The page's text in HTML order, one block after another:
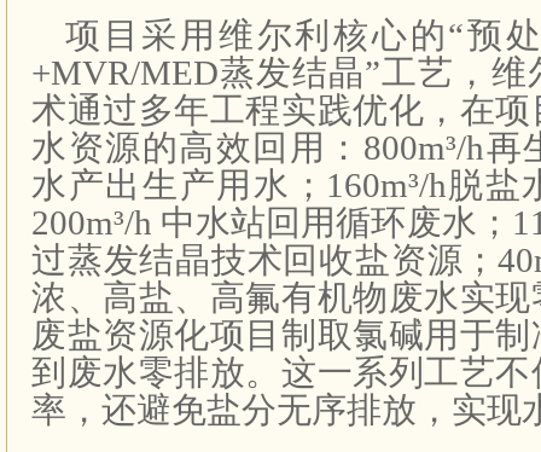
项目采用维尔利核心的“预
+MVR/MED蒸发结晶”工艺，
术通过多年工程实践优化，在
水资源的高效回用：800m³/h
水产出生产用水；160m³/h脱
200m³/h 中水站回用循环废水；
过蒸发结晶技术回收盐资源；
浓、高盐、高氟有机物废水实
废盐资源化项目制取氯碱用于
到废水零排放。这一系列工艺
率，还避免盐分无序排放，实现